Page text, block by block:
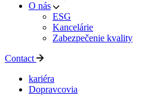
O nás
ESG
Kancelárie
Zabezpečenie kvality
Contact
kariéra
Dopravcovia